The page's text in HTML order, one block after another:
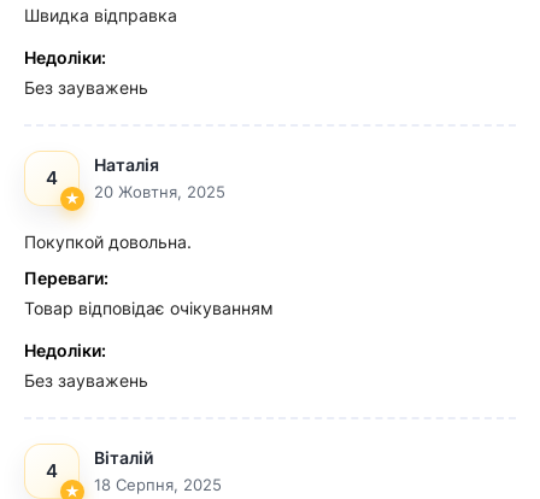
Швидка відправка
Недоліки:
Без зауважень
4
Наталія
20 Жовтня, 2025
Покупкой довольна.
Переваги:
Товар відповідає очікуванням
Недоліки:
Без зауважень
4
Віталій
18 Серпня, 2025